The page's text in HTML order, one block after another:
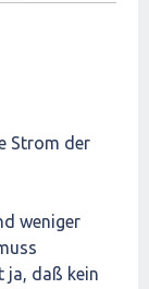
Strom der
weniger
ja, daß kein